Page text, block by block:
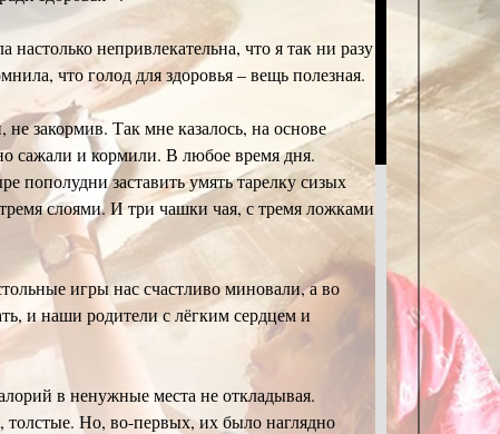
непривлекательна, что я так ни разу
что голод для здоровья – вещь полезная.
закормив. Так мне казалось, на основе
сажали и кормили. В любое время дня.
пополудни заставить умять тарелку сизых
слоями. И три чашки чая, с тремя ложками
игры нас счастливо миновали, а во
и наши родители с лёгким сердцем и
в ненужные места не откладывая.
толстые. Но, во-первых, их было наглядно